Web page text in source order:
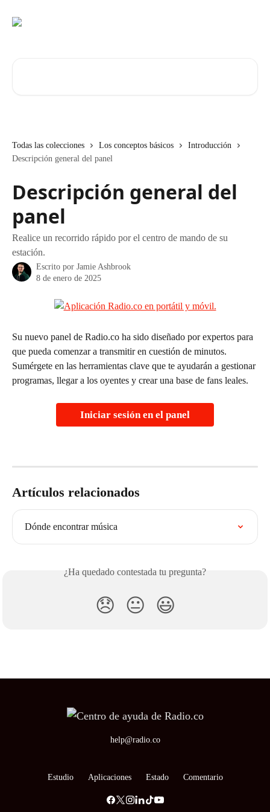
Todas las colecciones Los conceptos básicos
Introducción
Descripción general del panel
Descripción general del
panel
Realice un recorrido rápido por el centro de mando de su
estación.
Escrito por Jamie Ashbrook
8 de enero de 2025
Su nuevo panel de Radio.co ha sido diseñado por expertos para
que pueda comenzar a transmitir en cuestión de minutos.
Sumérgete en las herramientas clave que te ayudarán a gestionar
programas, llegar a los oyentes y crear una base de fans leales.
Iniciar sesión en el panel
Artículos relacionados
Dónde encontrar música
¿Ha quedado contestada tu pregunta?
😞 😐 😃
help@radio.co
Estudio Aplicaciones Estado Comentario